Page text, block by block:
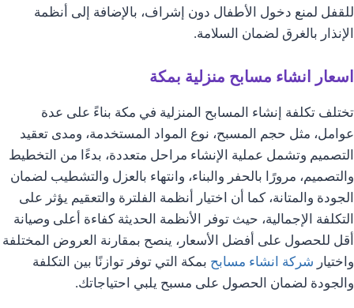
للقفل لمنع دخول الأطفال دون إشراف، بالإضافة إلى أنظمة
الإنذار بالغرق لضمان السلامة.
اسعار انشاء مسابح منزلية بمكة
تختلف تكلفة إنشاء المسابح المنزلية في مكة بناءً على عدة
عوامل، مثل حجم المسبح، نوع المواد المستخدمة، ومدى تعقيد
التصميم وتشمل عملية الإنشاء مراحل متعددة، بدءًا من التخطيط
والتصميم، مرورًا بالحفر والبناء، وانتهاء بالعزل والتشطيب لضمان
الجودة والمتانة، كما أن اختيار أنظمة الفلترة والتعقيم يؤثر على
التكلفة الإجمالية، حيث توفر الأنظمة الحديثة كفاءة أعلى وصيانة
أقل للحصول على أفضل الأسعار، ينصح بمقارنة العروض المختلفة
واختيار شركة انشاء مسابح بمكة التي توفر توازنًا بين التكلفة
والجودة لضمان الحصول على مسبح يلبي احتياجاتك.